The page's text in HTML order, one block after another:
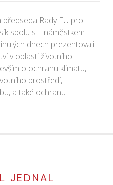
Rady EU pro
spolu s I. náměstkem
dnech prezentovali
v oblasti životního
o ochranu klimatu,
prostředí,
a také ochranu
JEDNAL